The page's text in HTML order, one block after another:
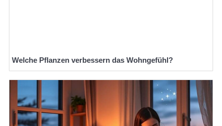
Welche Pflanzen verbessern das Wohngefühl?